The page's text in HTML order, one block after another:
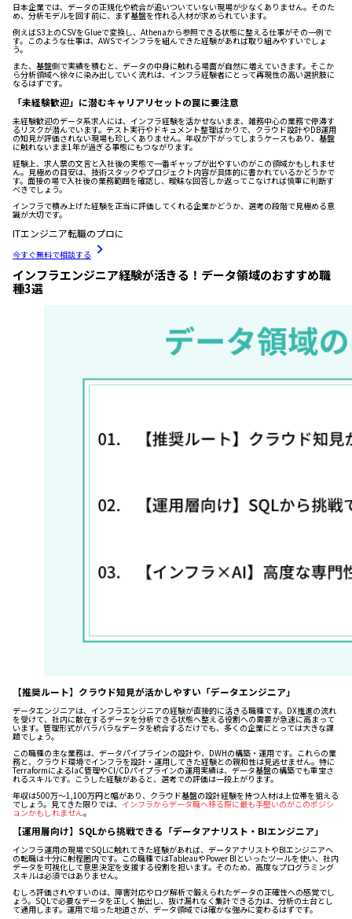
日本企業では、データの正規化や統合が追いついていない現場が少なくありません。そのた
め、分析モデルを回す前に、まず基盤を作れる人材が求められています。
例えばS3上のCSVをGlueで変換し、Athenaから参照できる状態に整える仕事がその一例で
す。このような仕事は、AWSでインフラを組んできた経験があれば取り組みやすいでしょ
う。
また、基盤側で実績を積むと、データの中身に触れる場面が自然に増えていきます。そこか
ら分析領域へ徐々に染み出していく流れは、インフラ経験者にとって再現性の高い選択肢に
なるはずです。
「未経験歓迎」に潜むキャリアリセットの罠に要注意
未経験歓迎のデータ系求人には、インフラ経験を活かせないまま、雑務中心の業務で停滞す
るリスクが潜んでいます。テスト実行やドキュメント整理ばかりで、クラウド設計やDB運用
の知見が評価されない現場も珍しくありません。年収が下がってしまうケースもあり、基盤
に触れないまま1年が過ぎる事態にもつながります。
経験上、求人票の文言と入社後の実態で一番ギャップが出やすいのがこの領域かもしれませ
ん。見極めの目安は、技術スタックやプロジェクト内容が具体的に書かれているかどうかで
す。面接の場で入社後の業務範囲を確認し、曖昧な回答しか返ってこなければ慎重に判断す
べきでしょう。
インフラで積み上げた経験を正当に評価してくれる企業かどうか、選考の段階で見極める意
識が大切です。
ITエンジニア転職のプロに
今すぐ無料で相談する
インフラエンジニア経験が活きる！データ領域のおすすめ職
種3選
【推奨ルート】クラウド知見が活かしやすい「データエンジニア」
データエンジニアは、インフラエンジニアの経験が直接的に活きる職種です。DX推進の流れ
を受けて、社内に散在するデータを分析できる状態へ整える役割への需要が急速に高まって
います。管理形式がバラバラなデータを統合するだけでも、多くの企業にとっては大きな課
題でしょう。
この職種の主な業務は、データパイプラインの設計や、DWHの構築・運用です。これらの業
務と、クラウド環境でインフラを設計・運用してきた経験との親和性は見逃せません。特に
TerraformによるIaC管理やCI/CDパイプラインの運用実績は、データ基盤の構築でも重宝さ
れるスキルです。こうした経験があると、選考での評価は一段上がります。
年収は500万〜1,100万円と幅があり、クラウド基盤の設計経験を持つ人材は上位帯を狙える
でしょう。見てきた限りでは、 インフラからデータ職へ移る際に最も手堅いのがこのポジシ
ョンかもしれません。
【運用層向け】SQLから挑戦できる「データアナリスト・BIエンジニア」
インフラ運用の現場でSQLに触れてきた経験があれば、データアナリストやBIエンジニアへ
の転職は十分に射程圏内です。この職種ではTableauやPower BIといったツールを使い、社内
データを可視化して意思決定を支援する役割を担います。そのため、高度なプログラミング
スキルは必須ではありません。
むしろ評価されやすいのは、障害対応やログ解析で鍛えられたデータの正確性への感覚でし
ょう。SQLで必要なデータを正しく抽出し、抜け漏れなく集計できる力は、分析の土台とし
て通用します。運用で培った地道さが、データ領域では確かな強みに変わるはずです。